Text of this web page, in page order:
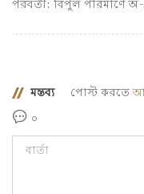
পরবর্তী: বিপুল পরিমাণে অ-
মন্তব্য পোস্ট করতে
০